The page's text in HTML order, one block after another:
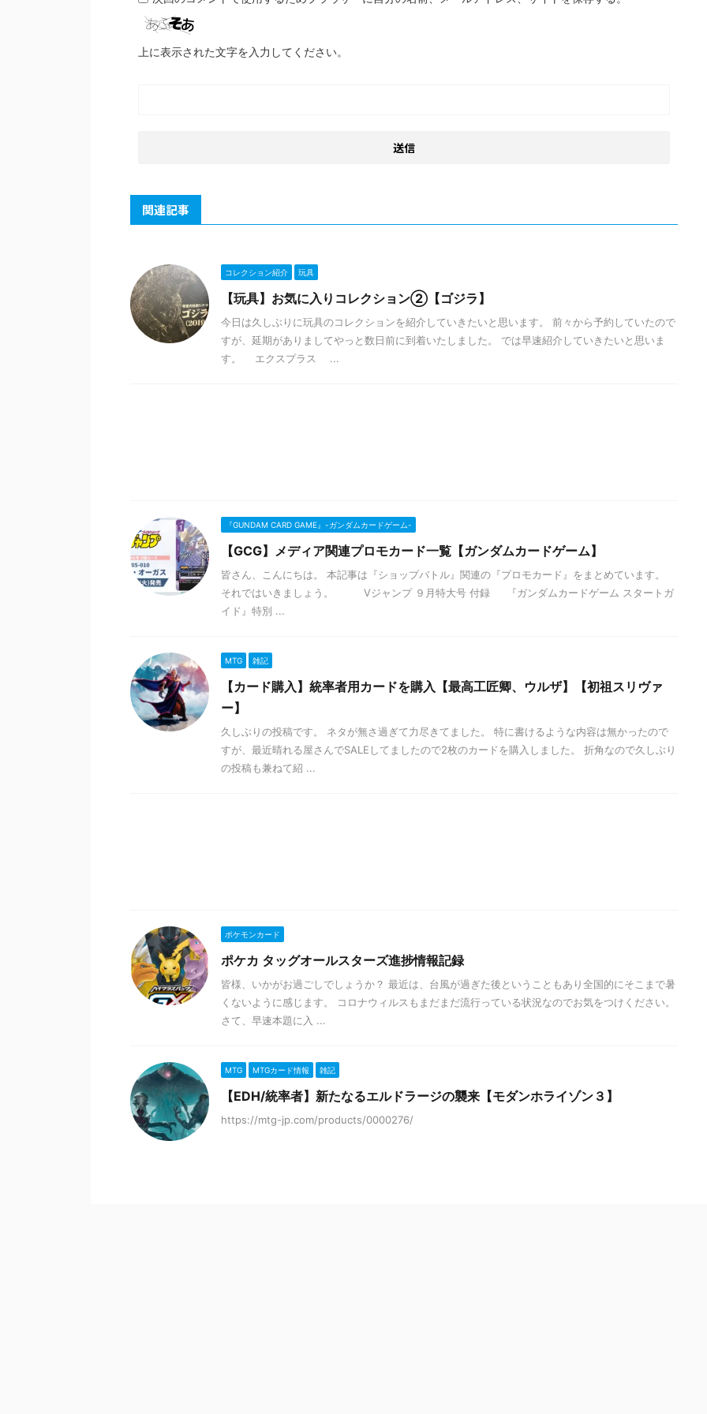
上に表示された文字を入力してください。
関連記事
コレクション紹介 玩具
【玩具】お気に入りコレクション②【ゴジラ】
今日は久しぶりに玩具のコレクションを紹介していきたいと思います。 前々から予約していたので
すが、延期がありましてやっと数日前に到着いたしました。 では早速紹介していきたいと思いま
す。 エクスプラス ...
『GUNDAM CARD GAME』-ガンダムカードゲーム-
【GCG】メディア関連プロモカード一覧【ガンダムカードゲーム】
皆さん、こんにちは。 本記事は『ショップバトル』関連の『プロモカード』をまとめています。
それではいきましょう。 Vジャンプ ９月特大号 付録 『ガンダムカードゲーム スタートガ
イド』特別 ...
MTG 雑記
【カード購入】統率者用カードを購入【最高工匠卿、ウルザ】【初祖スリヴァ
ー】
久しぶりの投稿です。 ネタが無さ過ぎて力尽きてました。 特に書けるような内容は無かったので
すが、最近晴れる屋さんでSALEしてましたので2枚のカードを購入しました。 折角なので久しぶり
の投稿も兼ねて紹 ...
ポケモンカード
ポケカ タッグオールスターズ進捗情報記録
皆様、いかがお過ごしでしょうか？ 最近は、台風が過ぎた後ということもあり全国的にそこまで暑
くないように感じます。 コロナウィルスもまだまだ流行っている状況なのでお気をつけください。
さて、早速本題に入 ...
MTG MTGカード情報 雑記
【EDH/統率者】新たなるエルドラージの襲来【モダンホライゾン３】
https://mtg-jp.com/products/0000276/